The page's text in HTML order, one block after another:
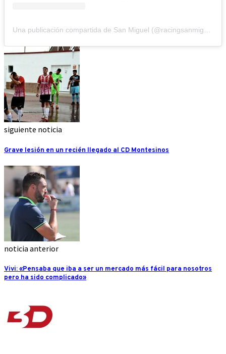
Una publicación compartida de San Miguel (@racingsanmiguel)
siguiente noticia
Grave lesión en un recién llegado al CD Montesinos
noticia anterior
Vivi: «Pensaba que iba a ser un mercado más fácil para nosotros
pero ha sido complicado»